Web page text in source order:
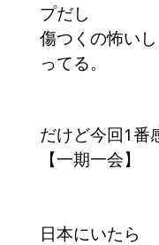
プだし
傷つくの怖い
ってる。
だけど今回1番
【一期一会】
日本にいたら